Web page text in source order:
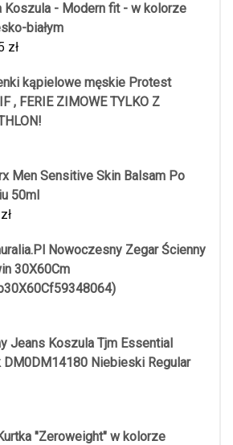
Koszula - Modern fit - w kolorze
białym
zł
kąpielowe męskie Protest
, FERIE ZIMOWE TYLKO Z
Men Sensitive Skin Balsam Po
50ml
zł
Nowoczesny Zegar Ścienny
30X60Cm
Jeans Koszula Tjm Essential
DM0DM14180 Niebieski Regular
"Zeroweight" w kolorze